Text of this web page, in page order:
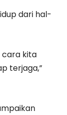
dari hal-
cara kita
terjaga,”